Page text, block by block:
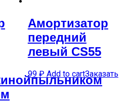
Амортизатор
передний
левый CS55
99 ₽ Add to cartЗаказать